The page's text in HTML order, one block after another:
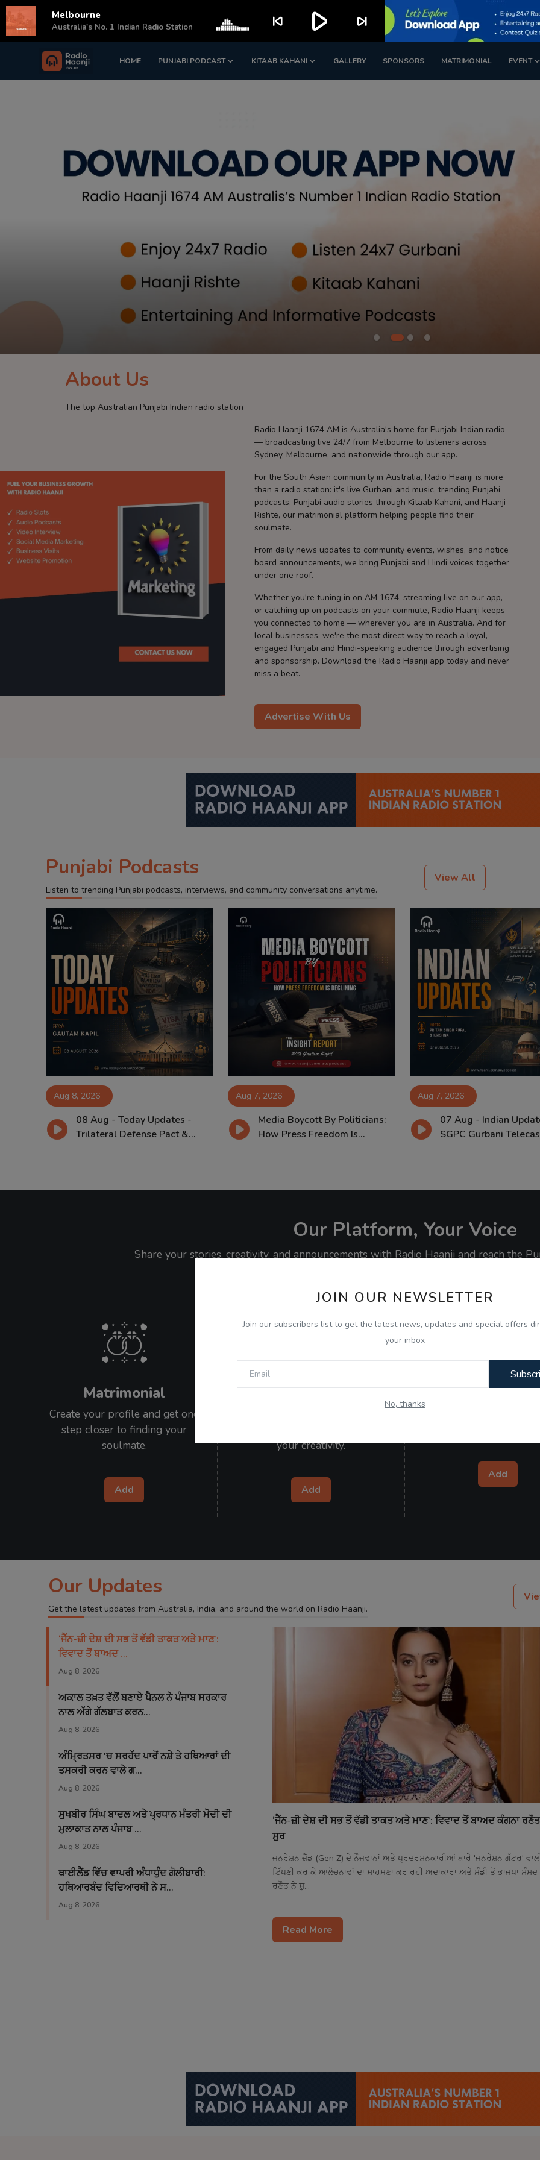
HOME PUNJABI PODCAST KITAAB KAHANI GALLERY SPONSORS MATRIMONIAL EVENT
Login Register
Kitaab Kahani
JOIN OUR NEWSLETTER
Join our subscribers list to get the latest news, updates and special offers
your inbox
No, thanks
About Us
The top Australian Punjabi Indian radio station
Radio Haanji 1674 AM is Australia's home for Punjabi Indian radio
— broadcasting live 24/7 from Melbourne to listeners across
Sydney, Melbourne, and nationwide through our app.
For the South Asian community in Australia, Radio Haanji is more
than a radio station: it's live Gurbani and music, trending Punjabi
podcasts, Punjabi audio stories through Kitaab Kahani, and Haanji
Rishte, our matrimonial platform helping people find their
soulmate.
From daily news updates to community events, wishes, and notice
board announcements, we bring Punjabi and Hindi voices together
under one roof.
Whether you're tuning in on AM 1674, streaming live on our app,
or catching up on podcasts on your commute, Radio Haanji keeps
you connected to home — wherever you are in Australia. And for
local businesses, we're the most direct way to reach a loyal,
engaged Punjabi and Hindi-speaking audience through advertising
and sponsorship. Download the Radio Haanji app today and never
miss a beat.
Advertise With Us
Punjabi Podcasts
Listen to trending Punjabi podcasts, interviews, and community conversations anytime.
View All
Aug 8, 2026
08 Aug - Today Updates -
Trilateral Defense Pact &...
Aug 7, 2026
Media Boycott By Politicians:
How Press Freedom Is...
Aug 7, 2026
07 Aug - Indian
SGPC Gurbani
Our Platform, Your Voice
Share your stories, creativity, and announcements with Radio Haanji and reach the
Matrimonial
Create your profile and get one
step closer to finding your
soulmate.
Add
Kitaab Kahani
your creativity.
Add
Wishes
Add
Our Updates
Get the latest updates from Australia, India, and around the world on Radio Haanji.
‘ਜੈੱਨ-ਜ਼ੀ ਦੇਸ਼ ਦੀ ਸਭ ਤੋਂ ਵੱਡੀ ਤਾਕਤ ਅਤੇ ਮਾਣ’:
ਵਿਵਾਦ ਤੋਂ ਬਾਅਦ ...
Aug 8, 2026
ਅਕਾਲ ਤਖ਼ਤ ਵੱਲੋਂ ਬਣਾਏ ਪੈਨਲ ਨੇ ਪੰਜਾਬ ਸਰਕਾਰ
ਨਾਲ ਅੱਗੇ ਗੱਲਬਾਤ ਕਰਨ...
Aug 8, 2026
ਅੰਮ੍ਰਿਤਸਰ 'ਚ ਸਰਹੱਦ ਪਾਰੋਂ ਨਸ਼ੇ ਤੇ ਹਥਿਆਰਾਂ ਦੀ
ਤਸਕਰੀ ਕਰਨ ਵਾਲੇ ਗ...
Aug 8, 2026
ਸੁਖਬੀਰ ਸਿੰਘ ਬਾਦਲ ਅਤੇ ਪ੍ਰਧਾਨ ਮੰਤਰੀ ਮੋਦੀ ਦੀ
ਮੁਲਾਕਾਤ ਨਾਲ ਪੰਜਾਬ ...
Aug 8, 2026
ਥਾਈਲੈਂਡ ਵਿੱਚ ਵਾਪਰੀ ਅੰਧਾਧੁੰਦ ਗੋਲੀਬਾਰੀ:
ਹਥਿਆਰਬੰਦ ਵਿਦਿਆਰਥੀ ਨੇ ਸ...
Aug 8, 2026
‘ਜੈੱਨ-ਜ਼ੀ ਦੇਸ਼ ਦੀ ਸਭ ਤੋਂ ਵੱਡੀ ਤਾਕਤ ਅਤੇ ਮਾਣ’: ਵਿਵਾਦ ਤੋਂ ਬਾਅਦ ਕੰਗਨਾ
ਸੁਰ
ਜਨਰੇਸ਼ਨ ਜ਼ੈੱਡ (Gen Z) ਦੇ ਨੌਜਵਾਨਾਂ ਅਤੇ ਪ੍ਰਦਰਸ਼ਨਕਾਰੀਆਂ ਬਾਰੇ 'ਜਨਰੇਸ਼ਨ ਗੱਟਰ'
ਟਿੱਪਣੀ ਕਰ ਕੇ ਆਲੋਚਨਾਵਾਂ ਦਾ ਸਾਹਮਣਾ ਕਰ ਰਹੀ ਅਦਾਕਾਰਾ ਅਤੇ ਮੰਡੀ ਤੋਂ ਭਾਜਪਾ
ਰਣੌਤ ਨੇ ਸ਼ੁ...
Read More
Melbourne
Australia's No. 1 Indian Radio Station skip_previous play_arrow skip_next